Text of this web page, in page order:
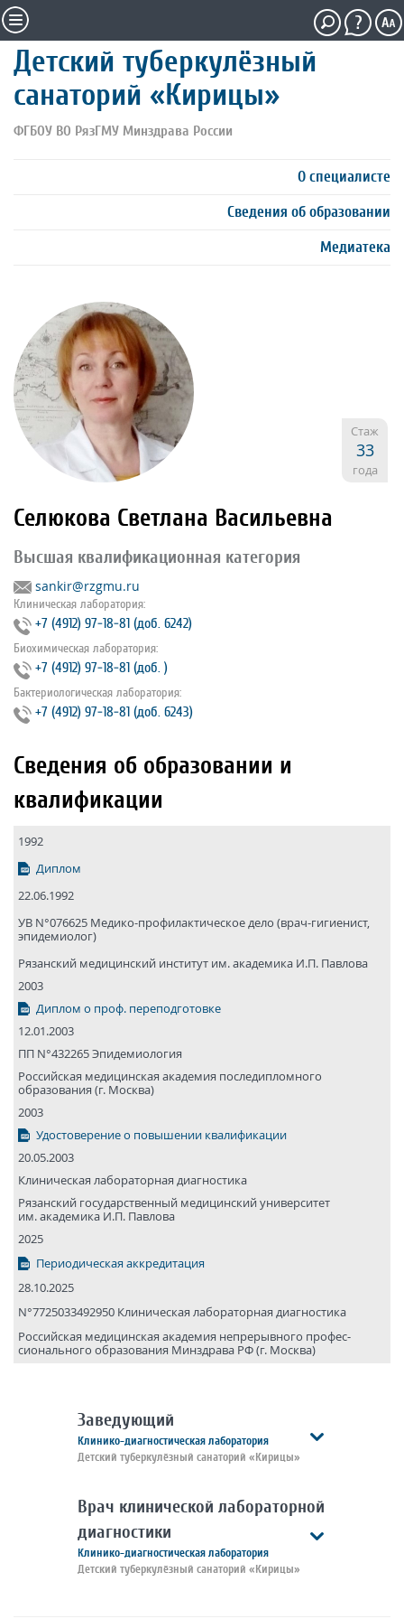
Детский туберкулёзный
санаторий «Кирицы»
ФГБОУ ВО РязГМУ Минздрава России
О специалисте
Сведения об образовании
Медиатека
Стаж
33
года
Селюкова Светлана Васильевна
Высшая квалификационная категория
sankir@rzgmu.ru
Клиническая лаборатория:
+7 (4912) 97‐18‐81 (доб. 6242)
Биохимическая лаборатория:
+7 (4912) 97‐18‐81 (доб. )
Бактериологическая лаборатория:
+7 (4912) 97‐18‐81 (доб. 6243)
Сведения об образовании и
квалификации
1992
Диплом
22.06.1992
УВ N°076625 Медико-профилактическое дело (врач-гигиенист,
эпидемиолог)
Рязанский медицин­ский институт им. академика И.П. Павлова
2003
Диплом о проф. переподготовке
12.01.2003
ПП N°432265 Эпидемиология
Российская медицин­ская акаде­мия после­диплом­ного
образования (г. Москва)
2003
Удостоверение о повышении квалификации
20.05.2003
Клиническая лабораторная диагностика
Рязанский государствен­ный медицин­ский универси­тет
им. академика И.П. Павлова
2025
Периодическая аккредитация
28.10.2025
N°7725033492950 Клиническая лабораторная диагностика
Российская медицинская академия непрерывного профес­
сионального образования Минздрава РФ (г. Москва)
Заведующий
Клинико-диагностическая лаборатория
Детский туберкулёзный санаторий «Кирицы»
Врач клинической лабораторной
диагностики
Клинико-диагностическая лаборатория
Детский туберкулёзный санаторий «Кирицы»